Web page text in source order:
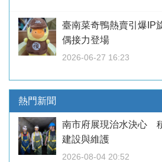
臺南菜奇鴨熱賣引爆
偶接力登場
2026-06-27 16:23
熱門新聞
南市府展現治水決心
建設與維護
2026-08-04 20:52